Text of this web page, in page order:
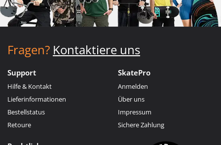
Fragen? Kontaktiere uns
Support
Hilfe & Kontakt
Lieferinformationen
Bestellstatus
Retoure
SkatePro
Anmelden
Über uns
Impressum
Sichere Zahlung